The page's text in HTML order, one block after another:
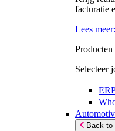
facturatie
Lees meer:
Selecteer
Back to